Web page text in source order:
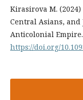
Kirasirova M.
Central Asians, and
Anticolonial
https://doi.org/